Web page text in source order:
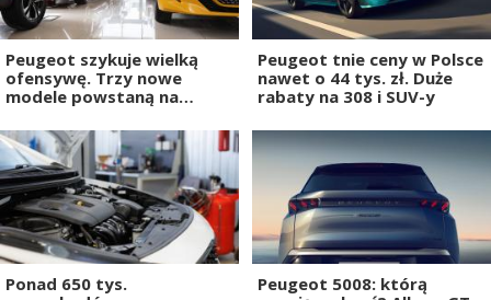
Peugeot szykuje wielką
ofensywę. Trzy nowe
modele powstaną na
Peugeot tnie ceny w Polsce
nawet o 44 tys. zł. Duże
rabaty na 308 i SUV-y
Ponad 650 tys.
Peugeot 5008: którą